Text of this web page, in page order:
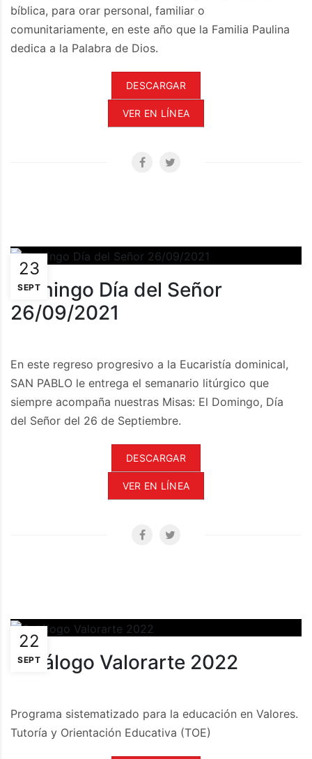
bíblica, para orar personal, familiar o
comunitariamente, en este año que la Familia Paulina
dedica a la Palabra de Dios.
DESCARGAR
VER EN LÍNEA
23
SEPT
Domingo Día del Señor
26/09/2021
En este regreso progresivo a la Eucaristía dominical,
SAN PABLO le entrega el semanario litúrgico que
siempre acompaña nuestras Misas: El Domingo, Día
del Señor del 26 de Septiembre.
DESCARGAR
VER EN LÍNEA
22
SEPT
Catálogo Valorarte 2022
Programa sistematizado para la educación en Valores.
Tutoría y Orientación Educativa (TOE)